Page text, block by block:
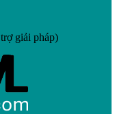
giải pháp)